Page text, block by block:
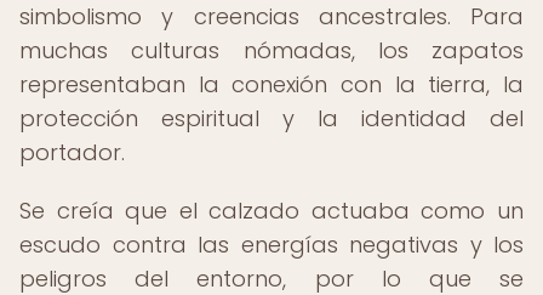
simbolismo y creencias ancestrales. Para
muchas culturas nómadas, los zapatos
representaban la conexión con la tierra, la
protección espiritual y la identidad del
portador.
Se creía que el calzado actuaba como un
escudo contra las energías negativas y los
peligros del entorno, por lo que se